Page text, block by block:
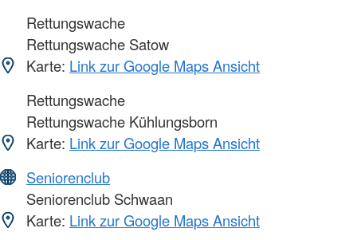
Rettungswache
Rettungswache Satow
Karte: Link zur Google Maps Ansicht
Rettungswache
Rettungswache Kühlungsborn
Karte: Link zur Google Maps Ansicht
Seniorenclub
Seniorenclub Schwaan
Karte: Link zur Google Maps Ansicht